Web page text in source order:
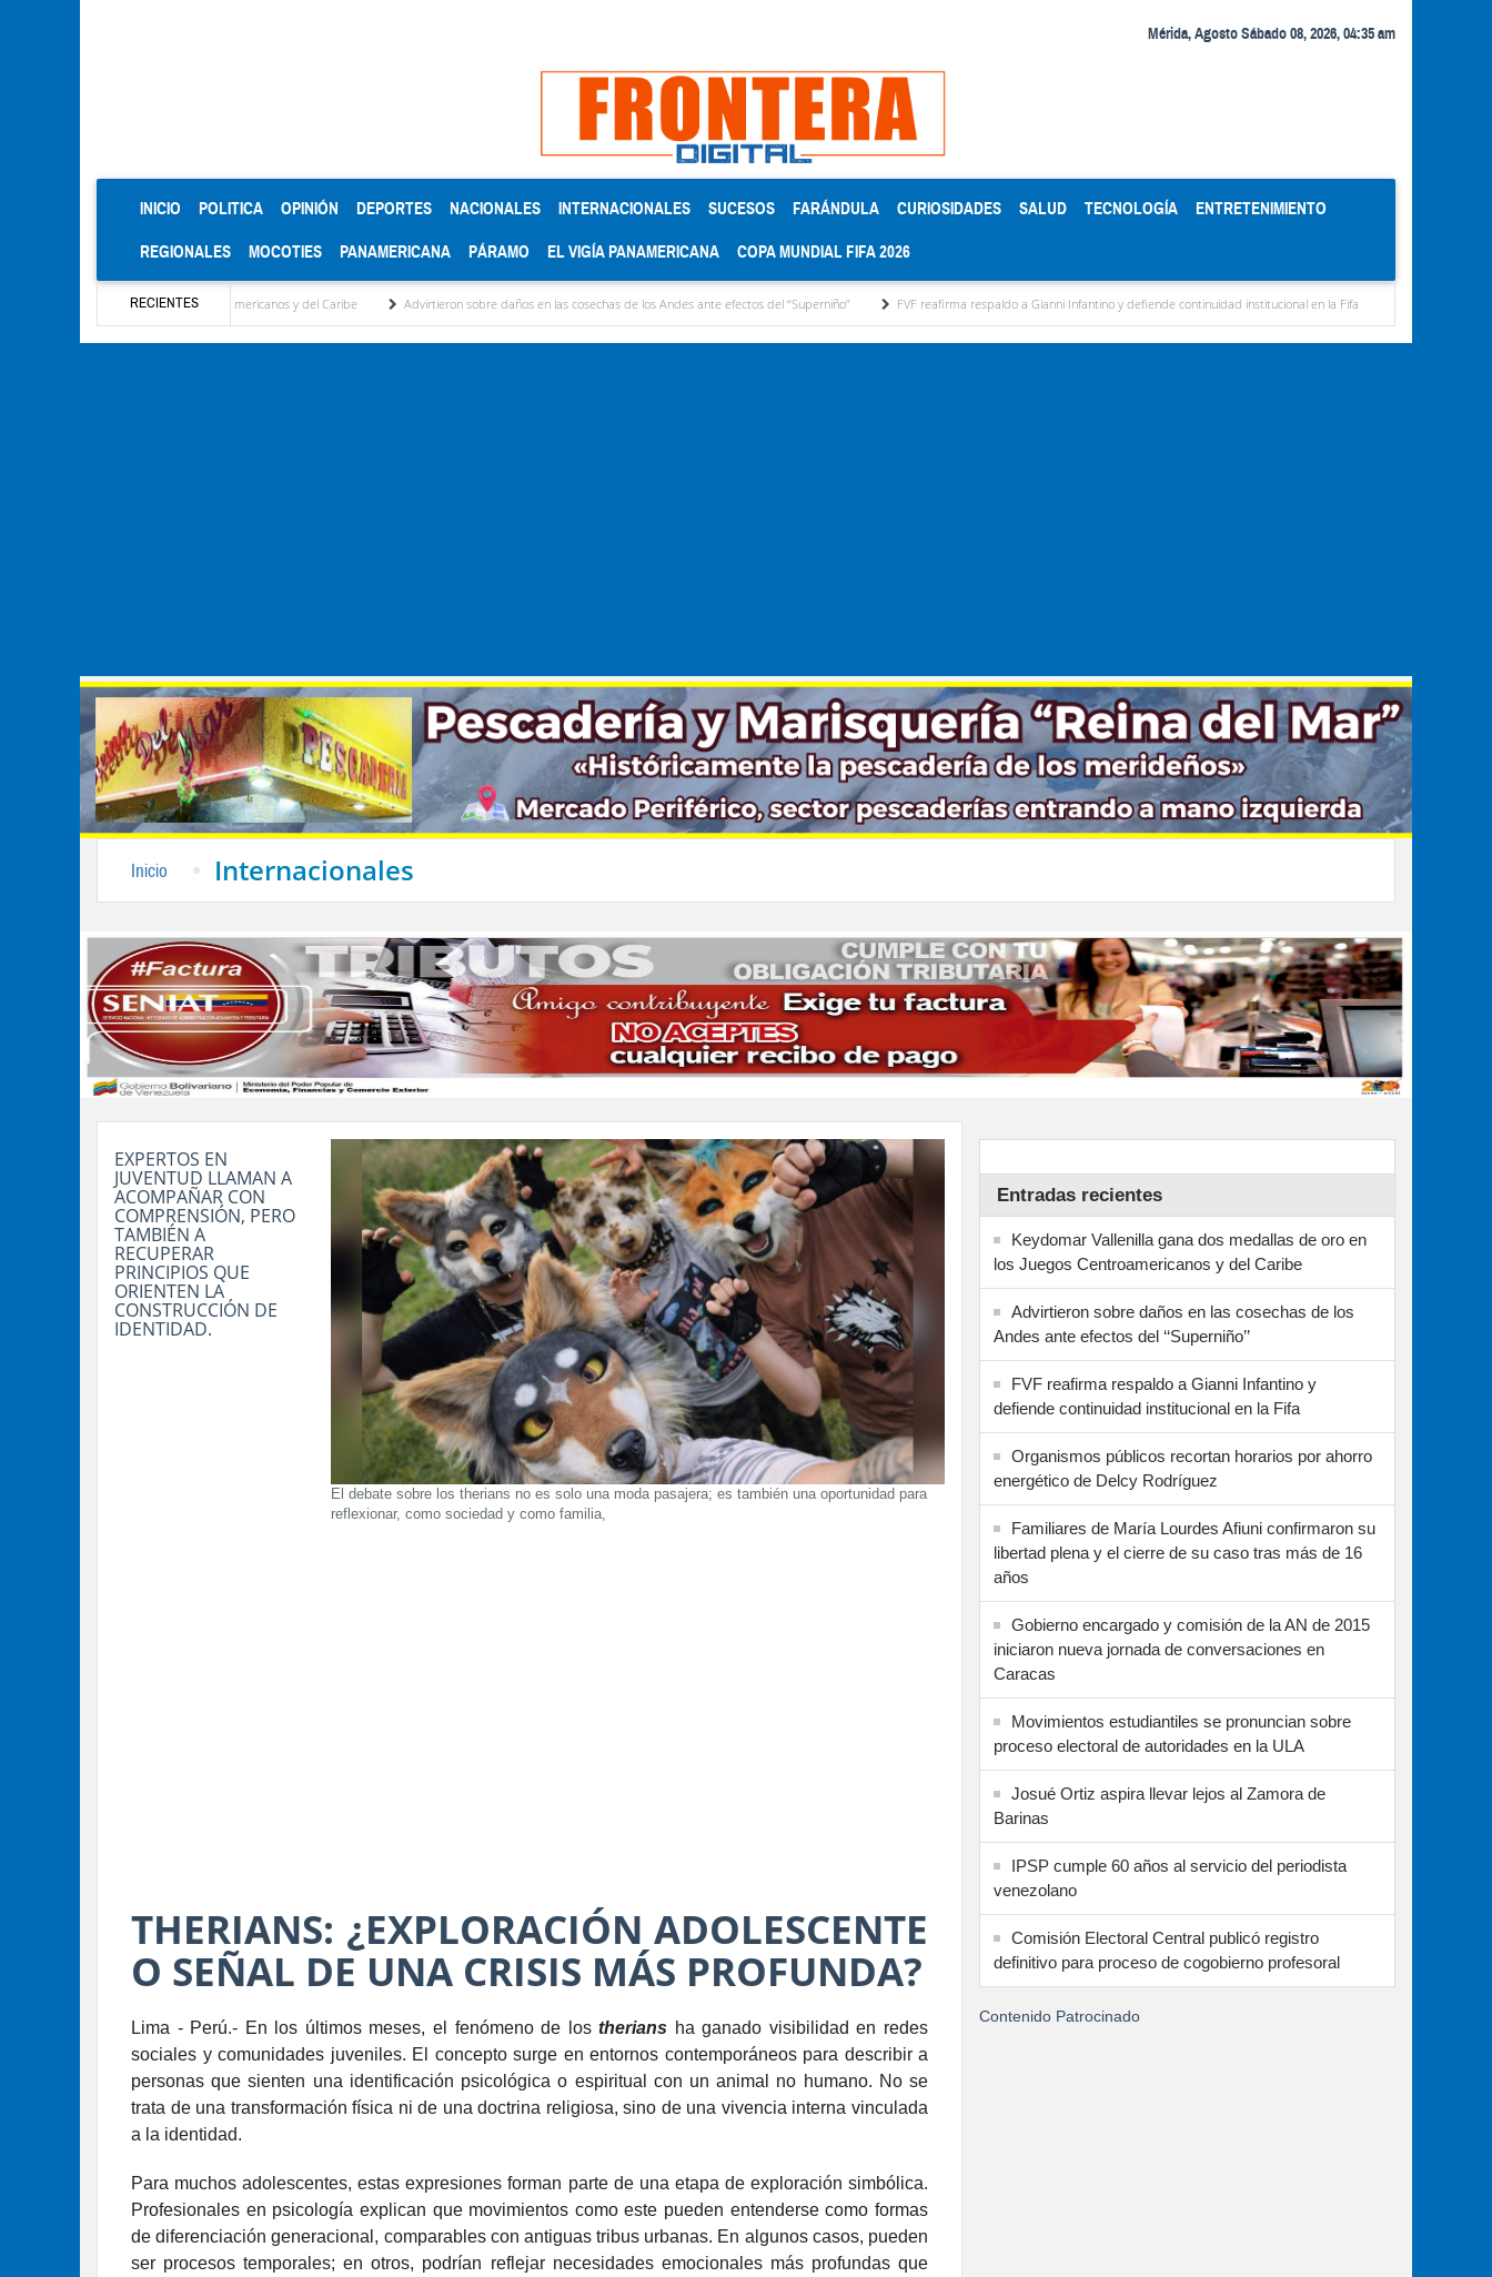
Mérida, Agosto Sábado 08, 2026, 04:35 am
INICIO (CURRENT)
POLITICA OPINIÓN DEPORTES NACIONALES INTERNACIONALES SUCESOS FARÁNDULA CURIOSIDADES SALUD TECNOLOGÍA ENTRETENIMIENTO
REGIONALES MOCOTIES PANAMERICANA PÁRAMO EL VIGÍA PANAMERICANA COPA MUNDIAL FIFA 2026
RECIENTES
de oro en los Juegos Centroamericanos y del Caribe Advirtieron sobre daños en las cosechas de los Andes ante efectos del ‘‘Superniño’’ FVF reafirma respaldo a Gianni Infantino y defiende continuidad institucional en la Fifa Organismos públicos
Inicio Internacionales
El debate sobre los therians no es solo una moda pasajera; es también una oportunidad para
reflexionar, como sociedad y como familia,
EXPERTOS EN
JUVENTUD LLAMAN A
ACOMPAÑAR CON
COMPRENSIÓN, PERO
TAMBIÉN A
RECUPERAR
PRINCIPIOS QUE
ORIENTEN LA
CONSTRUCCIÓN DE
IDENTIDAD.
THERIANS: ¿EXPLORACIÓN ADOLESCENTE
O SEÑAL DE UNA CRISIS MÁS PROFUNDA?
Lima - Perú.- En los últimos meses, el fenómeno de los therians ha ganado visibilidad en redes
sociales y comunidades juveniles. El concepto surge en entornos contemporáneos para describir a
personas que sienten una identificación psicológica o espiritual con un animal no humano. No se
trata de una transformación física ni de una doctrina religiosa, sino de una vivencia interna vinculada
a la identidad.
Para muchos adolescentes, estas expresiones forman parte de una etapa de exploración simbólica.
Profesionales en psicología explican que movimientos como este pueden entenderse como formas
de diferenciación generacional, comparables con antiguas tribus urbanas. En algunos casos, pueden
ser procesos temporales; en otros, podrían reflejar necesidades emocionales más profundas que
Entradas recientes
Keydomar Vallenilla gana dos medallas de oro en
los Juegos Centroamericanos y del Caribe
Advirtieron sobre daños en las cosechas de los
Andes ante efectos del ‘‘Superniño’’
FVF reafirma respaldo a Gianni Infantino y
defiende continuidad institucional en la Fifa
Organismos públicos recortan horarios por ahorro
energético de Delcy Rodríguez
Familiares de María Lourdes Afiuni confirmaron su
libertad plena y el cierre de su caso tras más de 16
años
Gobierno encargado y comisión de la AN de 2015
iniciaron nueva jornada de conversaciones en
Caracas
Movimientos estudiantiles se pronuncian sobre
proceso electoral de autoridades en la ULA
Josué Ortiz aspira llevar lejos al Zamora de
Barinas
IPSP cumple 60 años al servicio del periodista
venezolano
Comisión Electoral Central publicó registro
definitivo para proceso de cogobierno profesoral
Contenido Patrocinado